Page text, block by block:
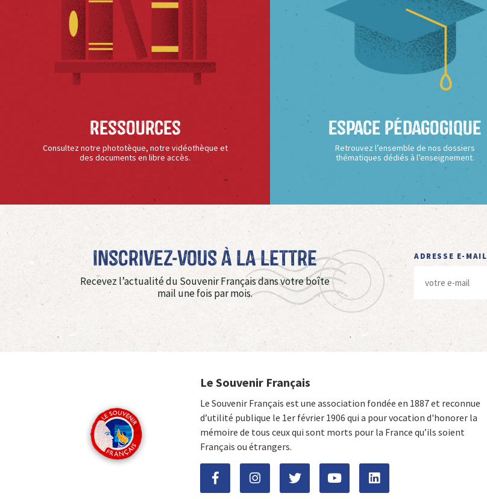
Ressources
Consultez notre phototèque, notre vidéothèque et
des documents en libre accès.
Espace Pédagogique
Retrouvez l’ensemble de nos dossiers
thématiques dédiés à l’enseignement.
Inscrivez-vous à La Lettre
Recevez l’actualité du Souvenir Français dans votre boîte
mail une fois par mois.
ADRESSE E-MAIL
Le Souvenir Français
Le Souvenir Français est une association fondée en 1887 et reconnue
d’utilité publique le 1er février 1906 qui a pour vocation d'honorer la
mémoire de tous ceux qui sont morts pour la France qu’ils soient
Français ou étrangers.